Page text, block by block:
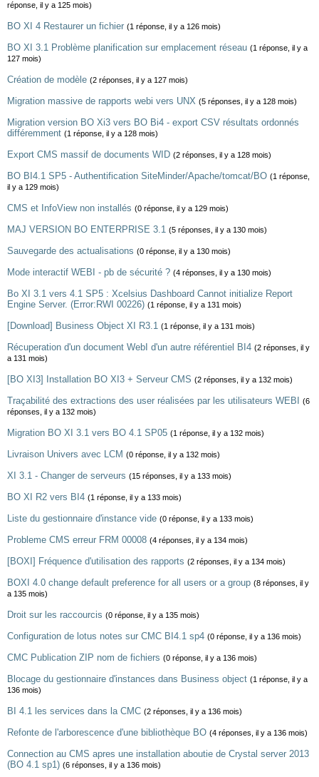
réponse, il y a 125 mois)
BO XI 4 Restaurer un fichier (1 réponse, il y a 126 mois)
BO XI 3.1 Problème planification sur emplacement réseau (1 réponse, il y a
127 mois)
Création de modèle (2 réponses, il y a 127 mois)
Migration massive de rapports webi vers UNX (5 réponses, il y a 128 mois)
Migration version BO Xi3 vers BO Bi4 - export CSV résultats ordonnés
différemment (1 réponse, il y a 128 mois)
Export CMS massif de documents WID (2 réponses, il y a 128 mois)
BO BI4.1 SP5 - Authentification SiteMinder/Apache/tomcat/BO (1 réponse,
il y a 129 mois)
CMS et InfoView non installés (0 réponse, il y a 129 mois)
MAJ VERSION BO ENTERPRISE 3.1 (5 réponses, il y a 130 mois)
Sauvegarde des actualisations (0 réponse, il y a 130 mois)
Mode interactif WEBI - pb de sécurité ? (4 réponses, il y a 130 mois)
Bo XI 3.1 vers 4.1 SP5 : Xcelsius Dashboard Cannot initialize Report
Engine Server. (Error:RWI 00226) (1 réponse, il y a 131 mois)
[Download] Business Object XI R3.1 (1 réponse, il y a 131 mois)
Récuperation d'un document WebI d'un autre référentiel BI4 (2 réponses, il y
a 131 mois)
[BO XI3] Installation BO XI3 + Serveur CMS (2 réponses, il y a 132 mois)
Traçabilité des extractions des user réalisées par les utilisateurs WEBI
(6
réponses, il y a 132 mois)
Migration BO XI 3.1 vers BO 4.1 SP05 (1 réponse, il y a 132 mois)
Livraison Univers avec LCM (0 réponse, il y a 132 mois)
XI 3.1 - Changer de serveurs (15 réponses, il y a 133 mois)
BO XI R2 vers BI4 (1 réponse, il y a 133 mois)
Liste du gestionnaire d'instance vide (0 réponse, il y a 133 mois)
Probleme CMS erreur FRM 00008 (4 réponses, il y a 134 mois)
[BOXI] Fréquence d'utilisation des rapports (2 réponses, il y a 134 mois)
BOXI 4.0 change default preference for all users or a group (8 réponses, il y
a 135 mois)
Droit sur les raccourcis (0 réponse, il y a 135 mois)
Configuration de lotus notes sur CMC BI4.1 sp4 (0 réponse, il y a 136 mois)
CMC Publication ZIP nom de fichiers (0 réponse, il y a 136 mois)
Blocage du gestionnaire d'instances dans Business object (1 réponse, il y a
136 mois)
BI 4.1 les services dans la CMC (2 réponses, il y a 136 mois)
Refonte de l'arborescence d'une bibliothèque BO (4 réponses, il y a 136 mois)
Connection au CMS apres une installation aboutie de Crystal server 2013
(BO 4.1 sp1) (6 réponses, il y a 136 mois)